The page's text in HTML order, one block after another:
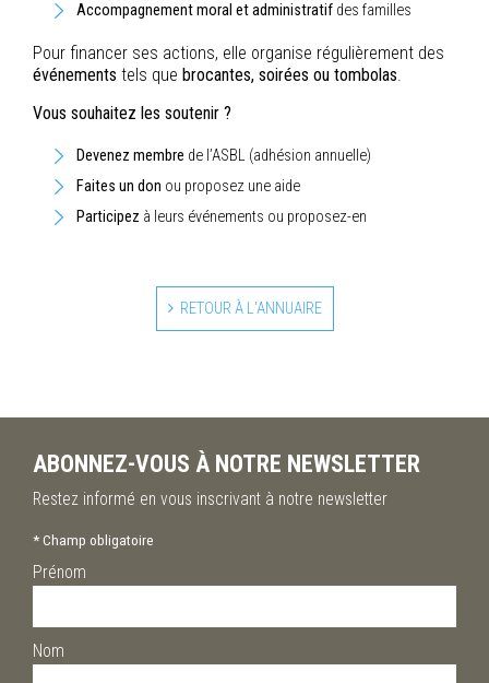
Accompagnement moral et administratif des familles
Pour financer ses actions, elle organise régulièrement des
événements tels que brocantes, soirées ou tombolas.
Vous souhaitez les soutenir ?
Devenez membre de l’ASBL (adhésion annuelle)
Faites un don ou proposez une aide
Participez à leurs événements ou proposez-en
RETOUR À L'ANNUAIRE
ABONNEZ-VOUS À NOTRE NEWSLETTER
Restez informé en vous inscrivant à notre newsletter
*Champ obligatoire
Prénom
Nom